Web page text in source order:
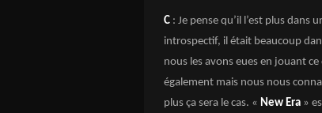
C : Je pense qu’il l’est plus dans
introspectif, il était beaucoup
nous les avons eues en jouant
également mais nous nous
plus ça sera le cas. « New Era »